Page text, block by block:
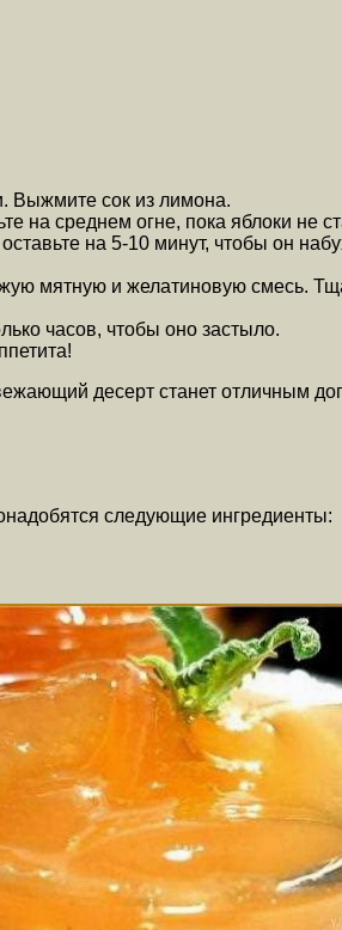
Выжмите сок из лимона.
на среднем огне, пока яблоки не
на 5-10 минут, чтобы он
мятную и желатиновую смесь.
часов, чтобы оно застыло.
десерт станет отличным
следующие ингредиенты: